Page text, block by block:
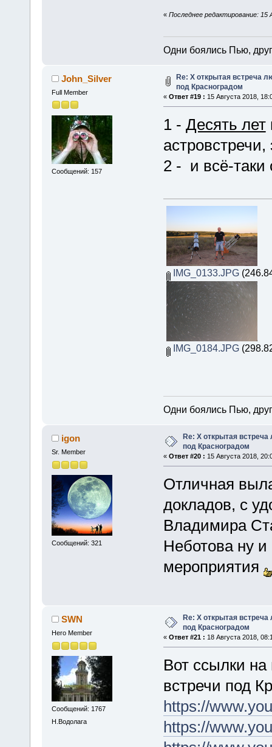
« Последнее редактирование: 15
Одни боялись Пью,
John_Silver
Full Member
Сообщений: 157
Re: X открытая встреча
под Красноградом
« Ответ #19 : 15 Августа 2018,
1 - Десять лет
2 - и всё-таки
IMG_0133.JPG
IMG_0184.JPG
Одни боялись Пью,
igon
Sr. Member
Сообщений: 321
Re: X открытая
под Красноградом
« Ответ #20 : 15 Августа 2018,
Отличная
докладов, с
Владимира
Неботова ну и
мероприятия
SWN
Hero Member
Сообщений: 1767
Н.Водолага
Re: X открытая
под Красноградом
« Ответ #21 : 18 Августа 2018,
Вот ссылки
встречи под
https://
https://